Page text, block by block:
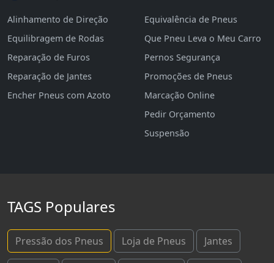
Alinhamento de Direção
Equilibragem de Rodas
Reparação de Furos
Reparação de Jantes
Encher Pneus com Azoto
Equivalência de Pneus
Que Pneu Leva o Meu Carro
Pernos Segurança
Promoções de Pneus
Marcação Online
Pedir Orçamento
Suspensão
TAGS Populares
Pressão dos Pneus Loja de Pneus Jantes